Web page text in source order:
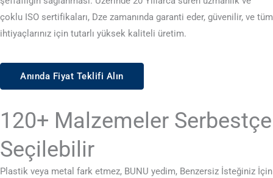
çoklu ISO sertifikaları, Dze zamanında garanti eder, güvenilir, ve tüm
ihtiyaçlarınız için tutarlı yüksek kaliteli üretim.
Anında Fiyat Teklifi Alın
120+ Malzemeler Serbestçe
Seçilebilir
Plastik veya metal fark etmez, BUNU yedim, Benzersiz İsteğiniz İçin